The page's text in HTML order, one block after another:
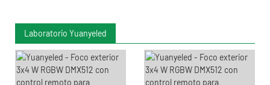
Laboratorio Yuanyeled